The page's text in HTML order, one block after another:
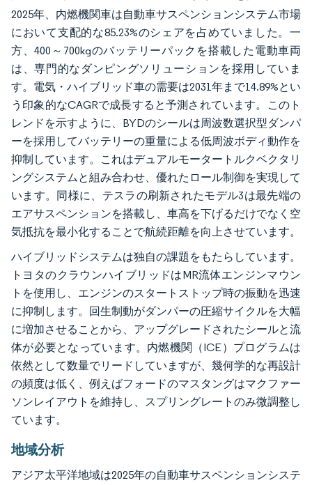
2025年、内燃機関車は自動車サスペンションシステム市場
において支配的な85.23%のシェアを占めていました。一
方、400～700kgのバッテリーパックを搭載した電動車両
は、専門的なダンピングソリューションを採用していま
す。電気・ハイブリッド車の需要は2031年まで14.89%とい
う印象的なCAGRで成長すると予測されています。このト
レンドを示すように、BYDのシールは周波数選択型ダンパ
ーを採用してバッテリーの重量による低周波ボディ動作を
抑制しています。これはデュアルモータートルクベクタリ
ングシステムと組み合わせ、優れたロール制御を実現して
います。同様に、テスラの刷新されたモデル3は最先端の
エアサスペンションを搭載し、車高を下げるだけでなく空
気抵抗を最小化することで航続距離を向上させています。
ハイブリッドシステムは独自の課題をもたらしています。
トヨタのクラウンハイブリッドはMR流体エンジンマウン
トを使用し、エンジンのスタートストップ時の振動を迅速
に抑制します。回生制動がダンパーの圧縮サイクルを大幅
に増加させることから、アップグレードされたシールと流
体が必要となっています。内燃機関（ICE）プログラムは
依然として数量でリードしていますが、幾何学的な再設計
の頻度は低く、例えばフォードのマスタングはマクファー
ソンレイアウトを維持し、スプリングレートのみ微調整し
ています。
地域分析
アジア太平洋地域は2025年の自動車サスペンションシステ